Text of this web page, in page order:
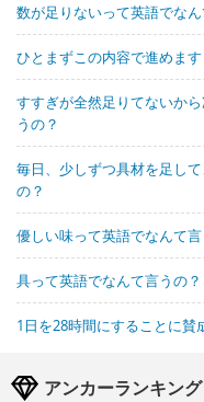
数が足りないって英語でな
ひとまずこの内容で進めま
すすぎが全然足りてないか
うの？
毎日、少しずつ具材を足し
の？
優しい味って英語でなんて言
具って英語でなんて言うの？
1日を28時間にすることに賛
アンカーランキング